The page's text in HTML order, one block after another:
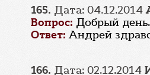
165. Дата: 04.12.2014
Вопрос: Добрый
Ответ: Андрей
166. Дата: 02.12.2014